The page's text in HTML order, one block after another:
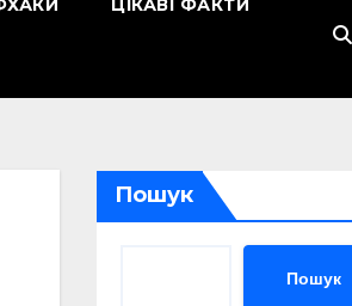
ЦІКАВІ ФАКТИ
Пошук
Пошук